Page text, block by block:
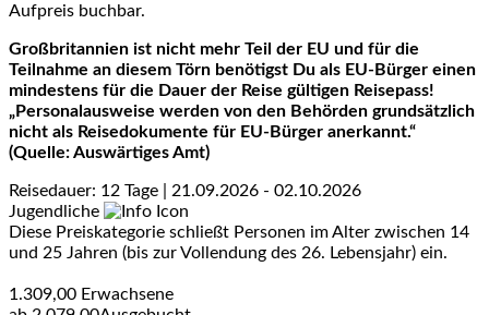
Aufpreis buchbar.
Großbritannien ist nicht mehr Teil der EU und für die
Teilnahme an diesem Törn benötigst Du als EU-Bürger einen
mindestens für die Dauer der Reise gültigen Reisepass!
„Personalausweise werden von den Behörden grundsätzlich
nicht als Reisedokumente für EU-Bürger anerkannt.“
(Quelle: Auswärtiges Amt)
Reisedauer: 12 Tage | 21.09.2026 - 02.10.2026
Jugendliche
Diese Preiskategorie schließt Personen im Alter zwischen 14
und 25 Jahren (bis zur Vollendung des 26. Lebensjahr) ein.
1.309,00 Erwachsene